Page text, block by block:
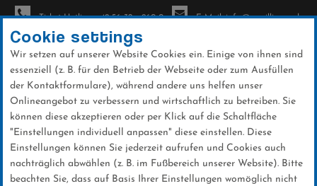
Direkt
zum
Inhalt
Ticket-Hotline: +49 56 32 - 960-0 E-Mail: info@sc-willingen.de
Kinder-Winterpokal
Cookie settings
Wir setzen auf unserer Website Cookies ein. Einige von ihnen sind
essenziell (z. B. für den Betrieb der Webseite oder zum Ausfüllen
der Kontaktformulare), während andere uns helfen unser
Onlineangebot zu verbessern und wirtschaftlich zu betreiben. Sie
können diese akzeptieren oder per Klick auf die Schaltfläche
"Einstellungen individuell anpassen" diese einstellen. Diese
Einstellungen können Sie jederzeit aufrufen und Cookies auch
nachträglich abwählen (z. B. im Fußbereich unserer Website). Bitte
beachten Sie, dass auf Basis Ihrer Einstellungen womöglich nicht